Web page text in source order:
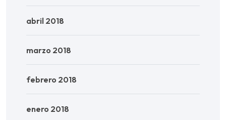
abril 2018
marzo 2018
febrero 2018
enero 2018